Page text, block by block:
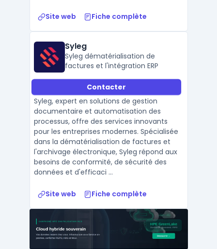
Site web Fiche complète
Syleg
Syleg dématérialisation de
factures et l'intégration ERP
Contacter
Syleg, expert en solutions de gestion
documentaire et automatisation des
processus, offre des services innovants
pour les entreprises modernes. Spécialisée
dans la dématérialisation de factures et
l'archivage électronique, Syleg répond aux
besoins de conformité, de sécurité des
données et d'efficaci ...
Site web Fiche complète